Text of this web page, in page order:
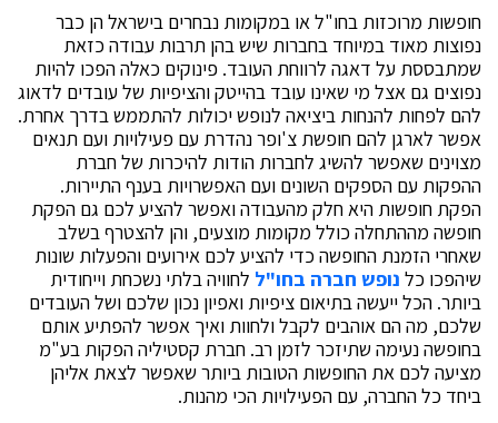
חופשות מרוכזות בחו"ל או במקומות נבחרים בישראל הן כבר
נפוצות מאוד במיוחד בחברות שיש בהן תרבות עבודה כזאת
שמתבססת על דאגה לרווחת העובד. פינוקים כאלה הפכו להיות
נפוצים גם אצל מי שאינו עובד בהייטק והציפיות של עובדים לדאוג
להם לפחות להנחות ביציאה לנופש יכולות להתממש בדרך אחרת.
אפשר לארגן להם חופשת צ'ופר נהדרת עם פעילויות ועם תנאים
מצוינים שאפשר להשיג לחברות הודות להיכרות של חברת
ההפקות עם הספקים השונים ועם האפשרויות בענף התיירות.
הפקת חופשות היא חלק מהעבודה ואפשר להציע לכם גם הפקת
חופשה מההתחלה כולל מקומות מוצעים, והן להצטרף בשלב
שאחרי הזמנת החופשה כדי להציע לכם אירועים והפעלות שונות
שיהפכו כל נופש חברה בחו"ללחוויה בלתי נשכחת וייחודית
ביותר. הכל ייעשה בתיאום ציפיות ואפיון נכון שלכם ושל העובדים
שלכם, מה הם אוהבים לקבל ולחוות ואיך אפשר להפתיע אותם
בחופשה נעימה שתיזכר לזמן רב. חברת קסטיליה הפקות בע"מ
מציעה לכם את החופשות הטובות ביותר שאפשר לצאת אליהן
ביחד כל החברה, עם הפעילויות הכי מהנות.